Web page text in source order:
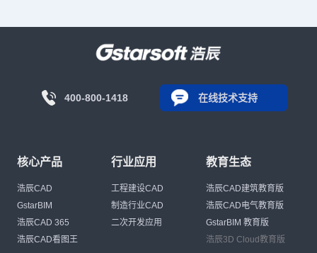
400-800-1418 在线技术支持
核心产品
浩辰CAD
GstarBIM
浩辰CAD 365
浩辰CAD看图王
行业应用
工程建设CAD
制造行业CAD
二次开发应用
教育生态
浩辰CAD建筑教育版
浩辰CAD电气教育版
GstarBIM 教育版
浩辰3D Cloud教育版